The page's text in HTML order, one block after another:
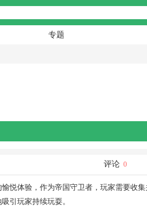
专题
评论 0
悦体验，作为帝国守卫者，玩家需要收
引玩家持续玩耍。